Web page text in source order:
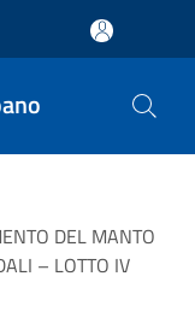
DEL MANTO
– LOTTO IV